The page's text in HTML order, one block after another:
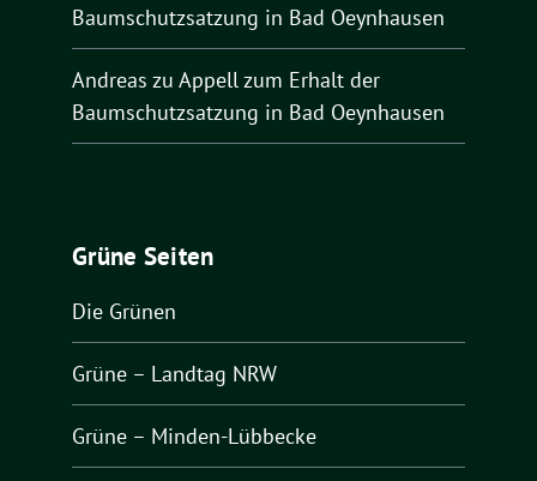
Baumschutzsatzung in Bad Oeynhausen
Andreas zu Appell zum Erhalt der
Baumschutzsatzung in Bad Oeynhausen
Grüne Seiten
Die Grünen
Grüne – Landtag NRW
Grüne – Minden-Lübbecke